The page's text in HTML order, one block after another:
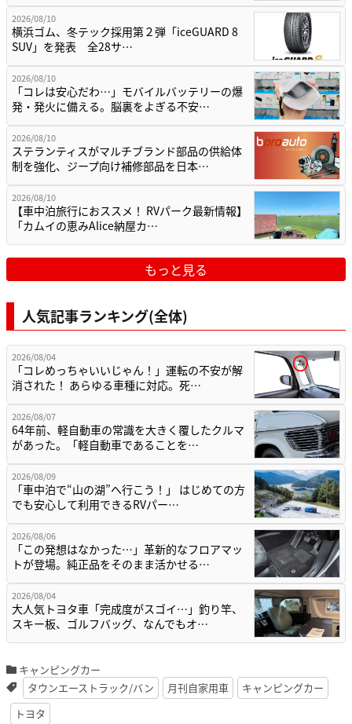
2026/08/10
横浜ゴム、冬テック採用第２弾「iceGUARD 8
SUV」を発表 全28サ…
2026/08/10
「コレは安心だわ…」モバイルバッテリーの爆
発・発火に備える。脳裏をよぎる不安…
2026/08/10
ステランティスがマルチブランド部品の供給体
制を強化、ジープ向け補修部品を日本…
2026/08/10
【車中泊旅行におススメ！ RVパーク最新情報】
「カムイの恵みAlice納屋カ…
もっと見る
人気記事ランキング(全体)
2026/08/04
「コレめっちゃいいじゃん！」運転の不安が解
消された！ あらゆる車種に対応。死…
2026/08/07
64年前、軽自動車の常識を大きく覆したクルマ
があった。「軽自動車であることを…
2026/08/09
「車中泊で“山の湖”へ行こう！」 はじめての方
でも安心して利用できるRVパー…
2026/08/06
「この発想はなかった…」革新的なフロアマッ
トが登場。純正品をそのまま活かせる…
2026/08/04
大人気トヨタ車「完成度がスゴイ…」釣り竿、
スキー板、ゴルフバッグ、なんでもオ…
キャンピングカー
タウンエーストラック/バン
月刊自家用車
キャンピングカー
トヨタ